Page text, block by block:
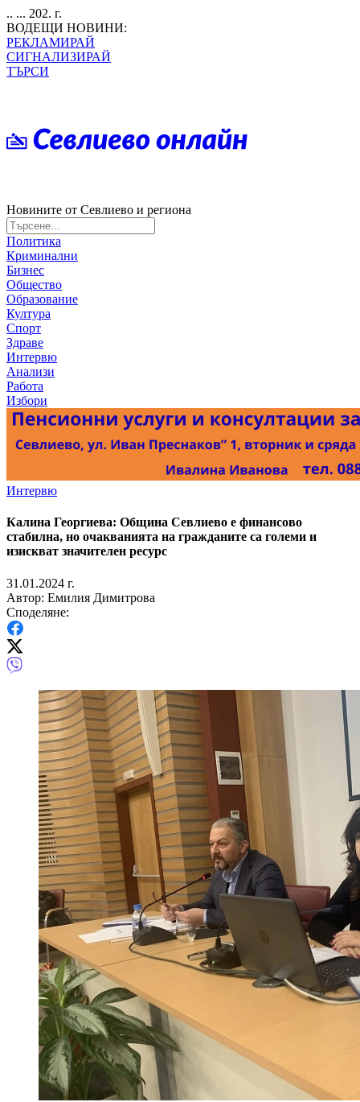
.. ... 202. г.
ВОДЕЩИ НОВИНИ:
РЕКЛАМИРАЙ
СИГНАЛИЗИРАЙ
ТЪРСИ
Новините от Севлиево и региона
Политика
Криминални
Бизнес
Общество
Образование
Култура
Спорт
Здраве
Интервю
Анализи
Работа
Избори
Интервю
Калина Георгиева: Община Севлиево е финансово
стабилна, но очакванията на гражданите са големи и
изискват значителен ресурс
31.01.2024 г.
Автор: Емилия Димитрова
Споделяне: